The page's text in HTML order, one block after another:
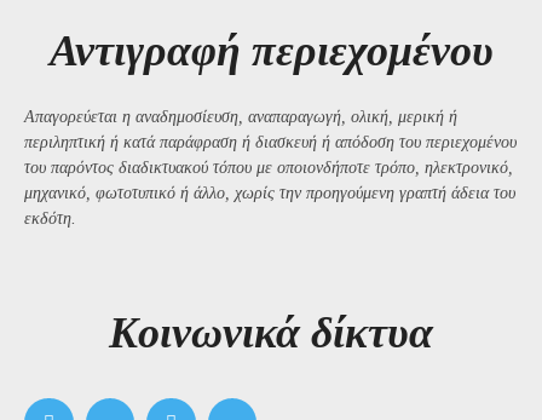
Αντιγραφή περιεχομένου
Απαγορεύεται η αναδημοσίευση, αναπαραγωγή, ολική, μερική ή
περιληπτική ή κατά παράφραση ή διασκευή ή απόδοση του περιεχομένου
του παρόντος διαδικτυακού τόπου με οποιονδήποτε τρόπο, ηλεκτρονικό,
μηχανικό, φωτοτυπικό ή άλλο, χωρίς την προηγούμενη γραπτή άδεια του
εκδότη.
Kοινωνικά δίκτυα